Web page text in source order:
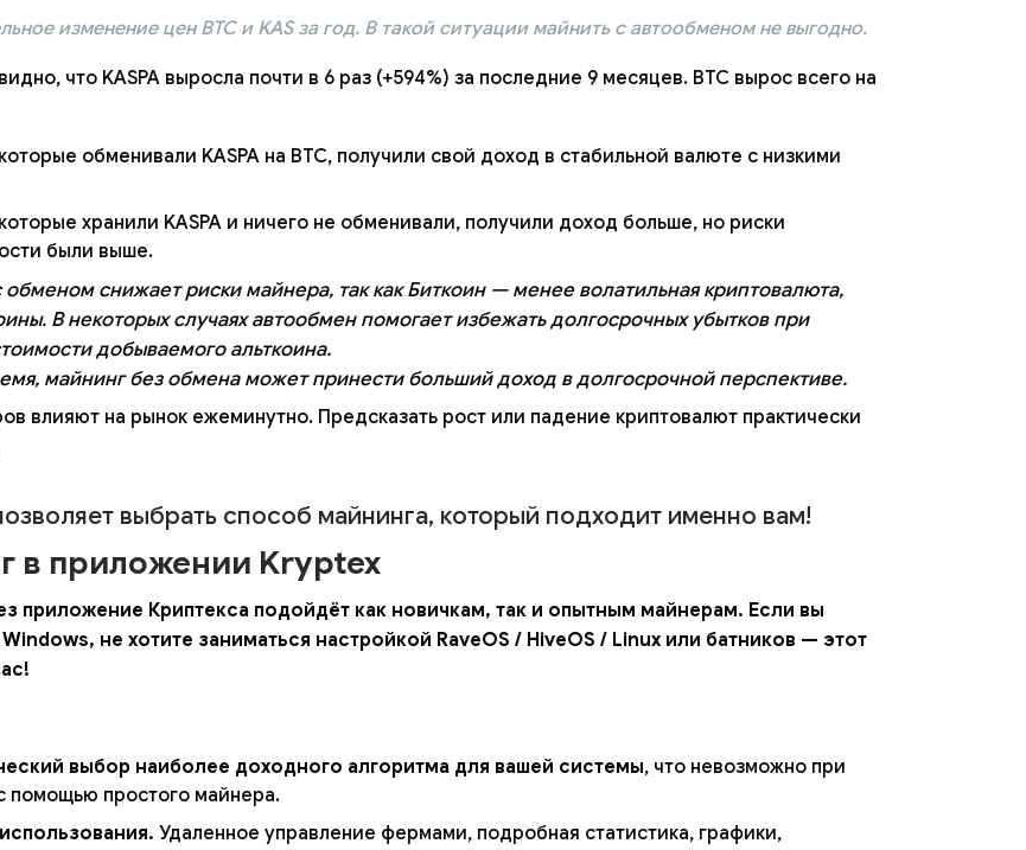
изменение цен BTC и KAS за год. В такой ситуации майнить с автообменом не выгодно.
что KASPA выросла почти в 6 раз (+594%) за последние 9 месяцев. BTC вырос всего на
обменивали KASPA на BTC, получили свой доход в стабильной валюте с низкими
хранили KASPA и ничего не обменивали, получили доход больше, но риски
были выше.
снижает риски майнера, так как Биткоин — менее волатильная криптовалюта,
В некоторых случаях автообмен помогает избежать долгосрочных убытков при
добываемого альткоина.
майнинг без обмена может принести больший доход в долгосрочной перспективе.
влияют на рынок ежеминутно. Предсказать рост или падение криптовалют практически
выбрать способ майнинга, который подходит именно вам!
в приложении Kryptex
приложение Криптекса подойдёт как новичкам, так и опытным майнерам. Если вы
не хотите заниматься настройкой RaveOS / HiveOS / Linux или батников — этот
выбор наиболее доходного алгоритма для вашей системы, что невозможно при
помощью простого майнера.
Удаленное управление фермами, подробная статистика, графики,